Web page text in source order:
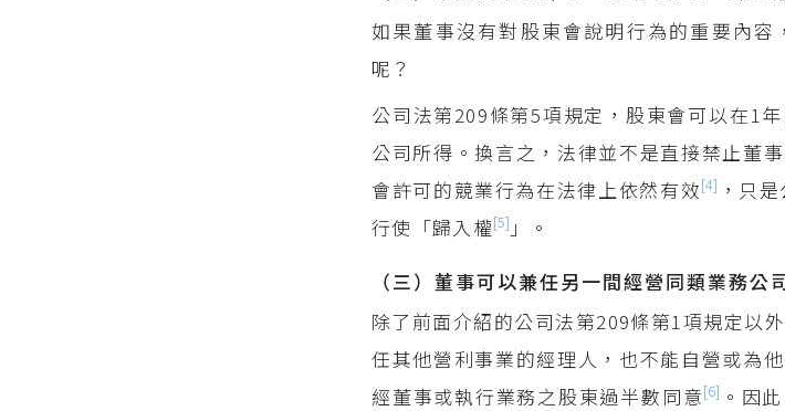
如果董事沒有對股東會說明行為的重要內
呢？
公司法第209條第5項規定，股東會可以在1
公司所得。換言之，法律並不是直接禁止董
會許可的競業行為在法律上依然有效[4] ，只
行使「歸入權[5] 」。
（三）董事可以兼任另一間經營同類業務公
除了前面介紹的公司法第209條第1項規定以
任其他營利事業的經理人，也不能自營或為
經董事或執行業務之股東過半數同意[6] 。因